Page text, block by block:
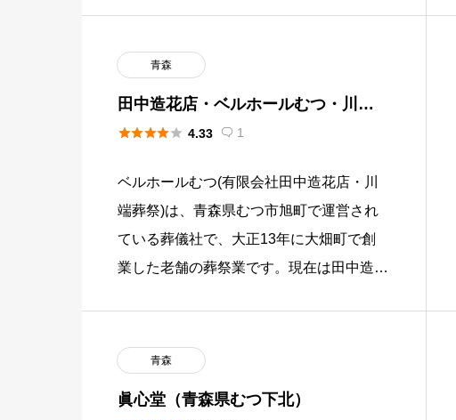
青森
田中造花店・ベルホールむつ・川端
葬祭（むつ市）
 4.33  1
ベルホールむつ(有限会社田中造花店・川
端葬祭)は、青森県むつ市旭町で運営され
ている葬儀社で、大正13年に大畑町で創
業した老舗の葬祭業です。現在は田中造花
青森
眞心堂（青森県むつ下北）